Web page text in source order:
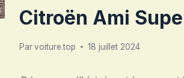
Citroën Ami
Parvoiture.top 18 juillet 2024